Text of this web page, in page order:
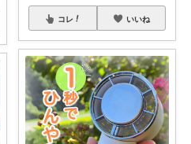
コレ いいね